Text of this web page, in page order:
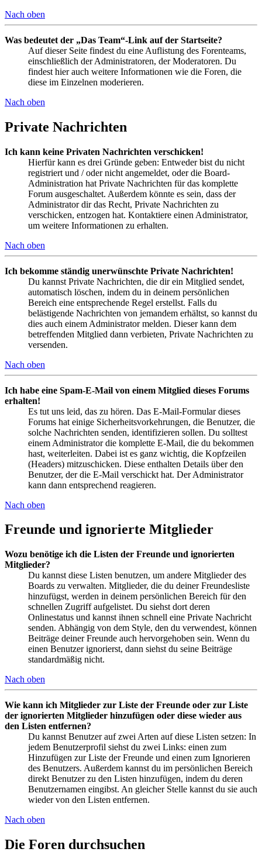
Nach oben
Was bedeutet der „Das Team“-Link auf der Startseite?
Auf dieser Seite findest du eine Auflistung des Forenteams,
einschließlich der Administratoren, der Moderatoren. Du
findest hier auch weitere Informationen wie die Foren, die
diese im Einzelnen moderieren.
Nach oben
Private Nachrichten
Ich kann keine Privaten Nachrichten verschicken!
Hierfür kann es drei Gründe geben: Entweder bist du nicht
registriert und / oder nicht angemeldet, oder die Board-
Administration hat Private Nachrichten für das komplette
Forum ausgeschaltet. Außerdem könnte es sein, dass der
Administrator dir das Recht, Private Nachrichten zu
verschicken, entzogen hat. Kontaktiere einen Administrator,
um weitere Informationen zu erhalten.
Nach oben
Ich bekomme ständig unerwünschte Private Nachrichten!
Du kannst Private Nachrichten, die dir ein Mitglied sendet,
automatisch löschen, indem du in deinem persönlichen
Bereich eine entsprechende Regel erstellst. Falls du
belästigende Nachrichten von jemandem erhältst, so kannst du
dies auch einem Administrator melden. Dieser kann dem
betreffenden Mitglied dann verbieten, Private Nachrichten zu
versenden.
Nach oben
Ich habe eine Spam-E-Mail von einem Mitglied dieses Forums
erhalten!
Es tut uns leid, das zu hören. Das E-Mail-Formular dieses
Forums hat einige Sicherheitsvorkehrungen, die Benutzer, die
solche Nachrichten senden, identifizieren sollen. Du solltest
einem Administrator die komplette E-Mail, die du bekommen
hast, weiterleiten. Dabei ist es ganz wichtig, die Kopfzeilen
(Headers) mitzuschicken. Diese enthalten Details über den
Benutzer, der die E-Mail verschickt hat. Der Administrator
kann dann entsprechend reagieren.
Nach oben
Freunde und ignorierte Mitglieder
Wozu benötige ich die Listen der Freunde und ignorierten
Mitglieder?
Du kannst diese Listen benutzen, um andere Mitglieder des
Boards zu verwalten. Mitglieder, die du deiner Freundesliste
hinzufügst, werden in deinem persönlichen Bereich für den
schnellen Zugriff aufgelistet. Du siehst dort deren
Onlinestatus und kannst ihnen schnell eine Private Nachricht
senden. Abhängig von dem Style, den du verwendest, können
Beiträge deiner Freunde auch hervorgehoben sein. Wenn du
einen Benutzer ignorierst, dann siehst du seine Beiträge
standardmäßig nicht.
Nach oben
Wie kann ich Mitglieder zur Liste der Freunde oder zur Liste
der ignorierten Mitglieder hinzufügen oder diese wieder aus
den Listen entfernen?
Du kannst Benutzer auf zwei Arten auf diese Listen setzen: In
jedem Benutzerprofil siehst du zwei Links: einen zum
Hinzufügen zur Liste der Freunde und einen zum Ignorieren
des Benutzers. Außerdem kannst du im persönlichen Bereich
direkt Benutzer zu den Listen hinzufügen, indem du deren
Benutzernamen eingibst. An gleicher Stelle kannst du sie auch
wieder von den Listen entfernen.
Nach oben
Die Foren durchsuchen